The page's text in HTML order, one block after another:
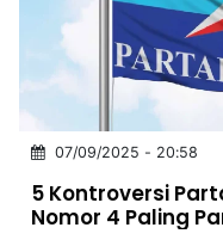
INDONESIA
Partner
NTB
Time
IDN
Jogja
Rakyat
News
Notice
Baru
07/09/2025 - 20:58
5 Kontroversi
Nomor 4 Paling